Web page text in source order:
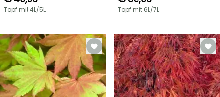
Topf mit 4L/5L Topf mit 6L/7L